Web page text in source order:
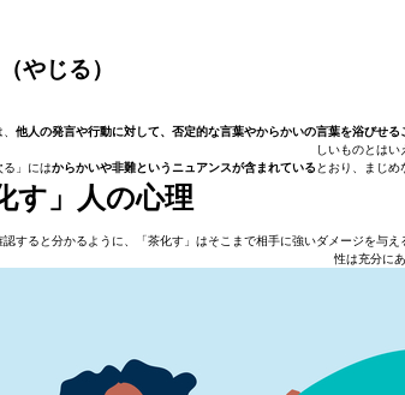
やじる）
他人の発言や行動に対して、否定的な言葉やからかいの言葉を浴びせる
しいものとはい
る」にはからかいや非難というニュアンスが含まれている とおり、まじめ
す」人の心理
すると分かるように、「茶化す」はそこまで相手に強いダメージを与え
性は充分に